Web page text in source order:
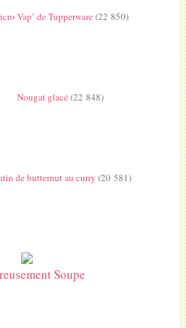
Vap’ de Tupperware(22 850)
Nougat glacé(22 848)
de butternut au curry (20 581)
Soupe